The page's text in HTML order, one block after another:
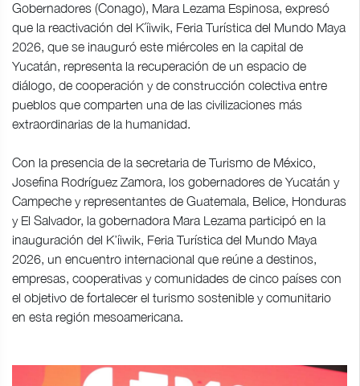
Gobernadores (Conago), Mara Lezama Espinosa, expresó
que la reactivación del K´íiwik, Feria Turística del Mundo Maya
2026, que se inauguró este miércoles en la capital de
Yucatán, representa la recuperación de un espacio de
diálogo, de cooperación y de construcción colectiva entre
pueblos que comparten una de las civilizaciones más
extraordinarias de la humanidad.
Con la presencia de la secretaria de Turismo de México,
Josefina Rodríguez Zamora, los gobernadores de Yucatán y
Campeche y representantes de Guatemala, Belice, Honduras
y El Salvador, la gobernadora Mara Lezama participó en la
inauguración del K’íiwik, Feria Turística del Mundo Maya
2026, un encuentro internacional que reúne a destinos,
empresas, cooperativas y comunidades de cinco países con
el objetivo de fortalecer el turismo sostenible y comunitario
en esta región mesoamericana.